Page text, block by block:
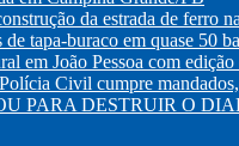
da estrada de ferro
tapa-buraco em quase 50
em João Pessoa com
Civil cumpre mandados,
PARA DESTRUIR O